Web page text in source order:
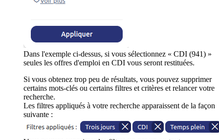
Dans l'exemple ci-dessus, si vous sélectionnez « CDI (941) »
seules les offres d'emploi en CDI vous seront restituées.
Si vous obtenez trop peu de résultats, vous pouvez supprimer
certains mots-clés ou certains filtres et critères et relancer votre
recherche.
Les filtres appliqués à votre recherche apparaissent de la façon
suivante :